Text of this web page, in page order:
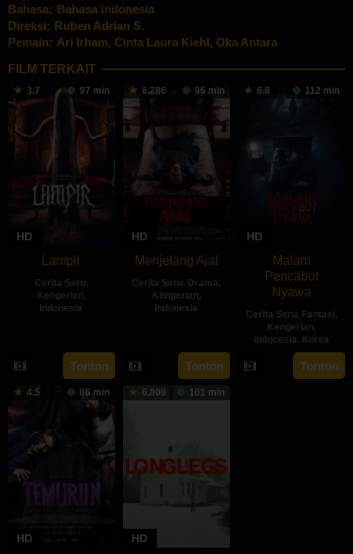
Bahasa: Bahasa indonesia
Direksi: Ruben Adrian S.
Pemain: Ari Irham, Cinta Laura Kiehl, Oka Antara
FILM TERKAIT
3.7 97 min
HD
Lampir
Cerita Seru,
Kengerian,
Indonesia
Feb
2024
Gulardi
Tonton
6.286 96 min
HD
Menjelang Ajal
Cerita Seru, Drama,
Kengerian,
Indonesia
Apr
2024
Daeng
Ratu
Tonton
6.8 112 min
HD
Malam
Pencabut
Nyawa
Cerita Seru, Fantasi,
Kengerian,
Indonesia, Korea
22
May
Sidharta
Tata
Tonton
4.5 86 min
HD
6.809 101 min
HD